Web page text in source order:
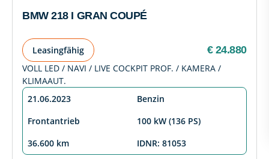
BMW 218 I GRAN COUPÉ
Leasingfähig € 24.880
VOLL LED / NAVI / LIVE COCKPIT PROF. / KAMERA /
KLIMAAUT.
21.06.2023
Benzin
Frontantrieb
100 kW (136 PS)
36.600 km
IDNR: 81053